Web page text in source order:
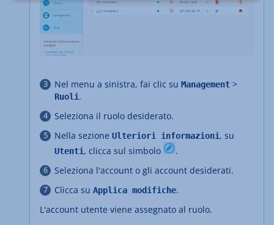
Nel menu a sinistra, fai clic su Management >
Ruoli.
Seleziona il ruolo desiderato.
Nella sezione Ulteriori informazioni, su
Utenti, clicca sul simbolo
.
Seleziona l'account o gli account desiderati.
Clicca su Applica modifiche.
L'account utente viene assegnato al ruolo.